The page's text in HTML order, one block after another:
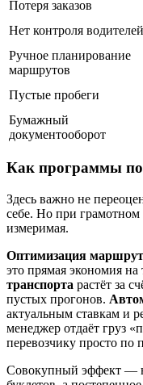
Потеря заказов
Нет контроля водителей
Ручное планирование
маршрутов
Пустые пробеги
Бумажный
документооборот
Как программы
Здесь важно не
себе. Но при
измеримая.
Оптимизация
это прямая экономия на
транспорта растёт за
пустых прогонов.
актуальным ставкам и
менеджер отдаёт груз
перевозчику просто по
Совокупный эффект —